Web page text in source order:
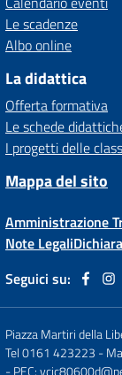
Le scadenze
Albo online
La didattica
Offerta formativa
Le schede
I progetti delle
Mappa del sito
Amministrazione
Note Legali
Seguici su:
Piazza Martiri della
Tel 0161 423223 -
- PEC: